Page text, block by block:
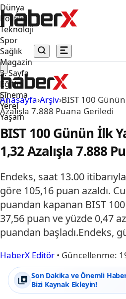
Dünya
Politika
Teknoloji
Spor
Sağlık
Magazin
3. Sayfa
Eğitim
Sinema
Yerel
Yaşam
Anasayfa›Arşiv›BIST 100
Azalışla 7.888 Puana Geriledi
BIST 100 Günün İlk
1,32 Azalışla 7.888
Endeks, saat 13.00
göre 105,16 puan azaldı.
puandan kapanan BIST
37,56 puan ve yüzde 0,47
puandan başladı.Endeks,
HaberX Editör • Güncellenme:
Son Dakika ve Önemli
Bizi Kaynak Ekleyin!